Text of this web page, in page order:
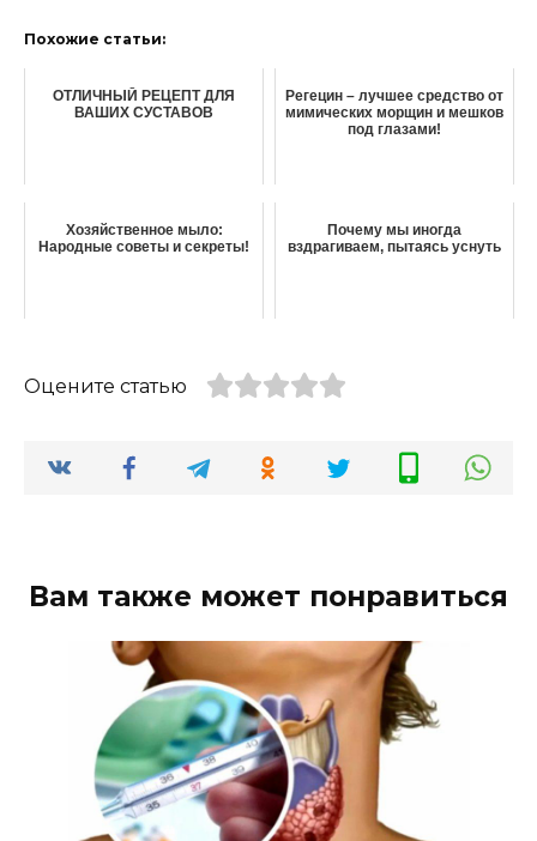
Похожие статьи:
ОТЛИЧНЫЙ РЕЦЕПТ ДЛЯ
ВАШИХ СУСТАВОВ
Рeгeцин – лучшее средство от
мимических морщин и мешков
под глазами!
Хозяйственное мыло:
Народные советы и секреты!
Почему мы иногда
вздрагиваем, пытаясь уснуть
Оцените статью
Вам также может понравиться